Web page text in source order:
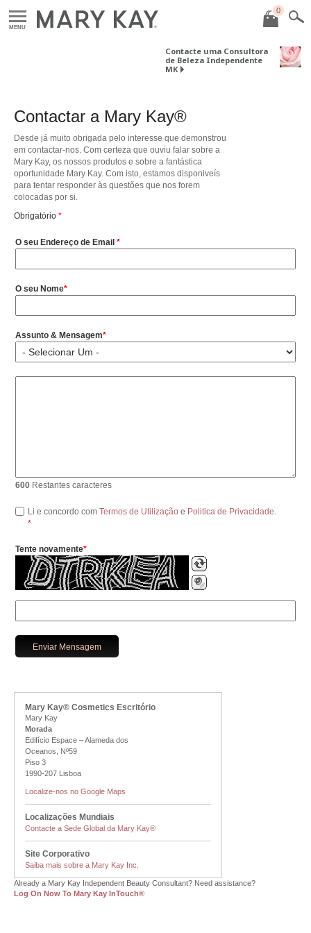
MENU
0
Contacte uma Consultora
de Beleza Independente
MK
Contactar a Mary Kay®
Desde já muito obrigada pelo interesse que demonstrou
em contactar-nos. Com certeza que ouviu falar sobre a
Mary Kay, os nossos produtos e sobre a fantástica
oportunidade Mary Kay. Com isto, estamos disponiveís
para tentar responder às questões que nos forem
colocadas por si.
Obrigatório
O seu Endereço de Email
O seu Nome
Assunto & Mensagem
600 Restantes caracteres
Li e concordo com Termos de Utilização e Politica de Privacidade.
Tente novamente
Mary Kay® Cosmetics Escritório
Mary Kay
Morada
Edifício Espace – Alameda dos
Oceanos, Nº59
Piso 3
1990-207 Lisboa
Localize-nos no Google Maps
Localizações Mundiais
Contacte a Sede Global da Mary Kay®
Site Corporativo
Saiba mais sobre a Mary Kay Inc.
Already a Mary Kay Independent Beauty Consultant? Need assistance?
Log On Now To Mary Kay InTouch®